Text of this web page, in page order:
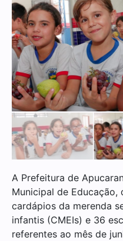
A Prefeitura de
Municipal de
cardápios da merenda
infantis (CMEIs) e 36
referentes ao mês de